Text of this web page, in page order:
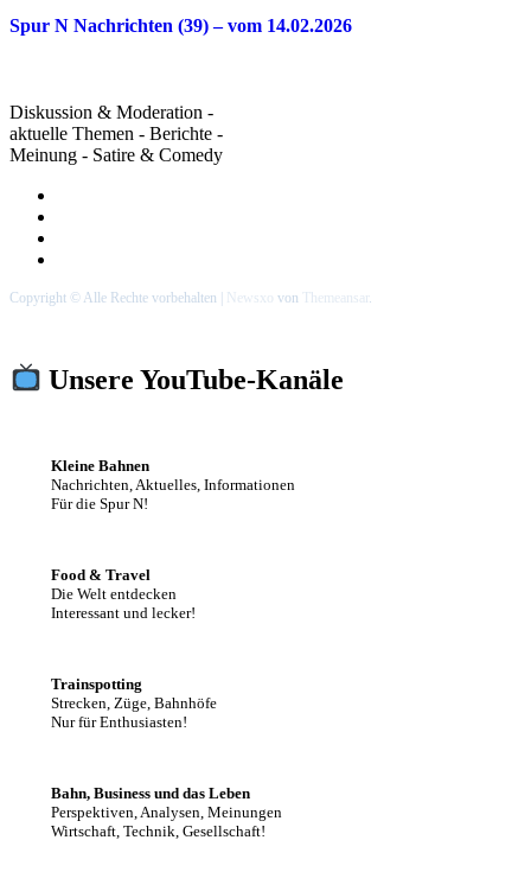
Spur N Nachrichten (39) – vom 14.02.2026
Diskussion & Moderation -
aktuelle Themen - Berichte -
Meinung - Satire & Comedy
Copyright © Alle Rechte vorbehalten Newsxo von Themeansar.
Unsere YouTube-Kanäle
Kleine Bahnen
Nachrichten, Aktuelles, Informationen
Für die Spur N!
Food & Travel
Die Welt entdecken
Interessant und lecker!
Trainspotting
Strecken, Züge, Bahnhöfe
Nur für Enthusiasten!
Bahn, Business und das Leben
Perspektiven, Analysen, Meinungen
Wirtschaft, Technik, Gesellschaft!